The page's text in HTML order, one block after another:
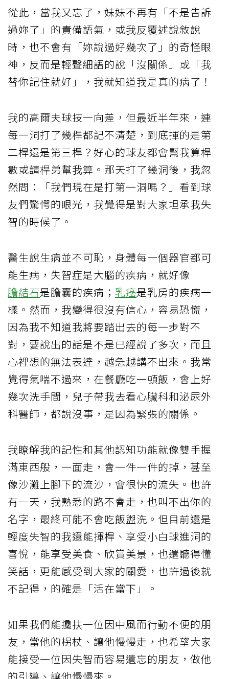
從此，當我又忘了，妹妹不再有「不是告訴
過妳了」的責備語氣，或我反覆述說敘說
時，也不會有「妳說過好幾次了」的奇怪眼
神，反而是輕聲細語的說「沒關係」或「我
替你記住就好」，我就知道我是真的病了！
我的高爾夫球技一向差，但最近半年來，連
每一洞打了幾桿都記不清楚，到底揮的是第
二桿還是第三桿？好心的球友都會幫我算桿
數或請桿弟幫我算。那天打了幾洞後，我忽
然問：「我們現在是打第一洞嗎？」看到球
友們驚愕的眼光，我覺得是對大家坦承我失
智的時候了。
醫生說生病並不可恥，身體每一個器官都可
能生病，失智症是大腦的疾病，就好像
膽結石是膽囊的疾病； 乳癌是乳房的疾病一
樣。然而，我變得很沒有信心，容易恐慌，
因為我不知道我將要踏出去的每一步對不
對，要說出的話是不是已經說了多次，而且
心裡想的無法表達，越急越講不出來。我常
覺得氣喘不過來，在餐廳吃一頓飯，會上好
幾次洗手間，兒子帶我去看心臟科和泌尿外
科醫師，都說沒事，是因為緊張的關係。
我瞭解我的記性和其他認知功能就像雙手握
滿東西般，一面走，會一件一件的掉，甚至
像沙灘上腳下的流沙，會很快的流失。也許
有一天，我熟悉的路不會走，也叫不出你的
名字，最終可能不會吃飯盥洗。但目前還是
輕度失智的我還能揮桿、享受小白球進洞的
喜悅，能享受美食、欣賞美景，也還聽得懂
笑話，更能感受到大家的關愛，也許過後就
不記得，的確是「活在當下」。
如果我們能攙扶一位因中風而行動不便的朋
友，當他的柺杖、讓他慢慢走，也希望大家
能接受一位因失智而容易遺忘的朋友，做他